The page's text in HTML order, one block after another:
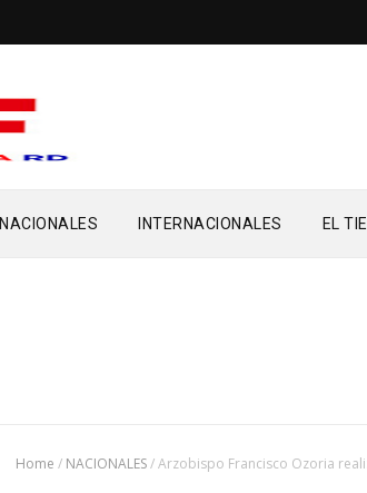
NACIONALES INTERNACIONALES EL
Home / NACIONALES/Arzobispo Francisco Ozoria